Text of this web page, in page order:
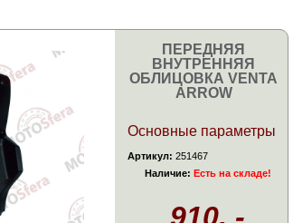
ПЕРЕДНЯЯ
ВНУТРЕННЯЯ
ОБЛИЦОВКА VENTA
ARROW
Основные параметры
Артикул: 251467
Наличие: Есть на складе!